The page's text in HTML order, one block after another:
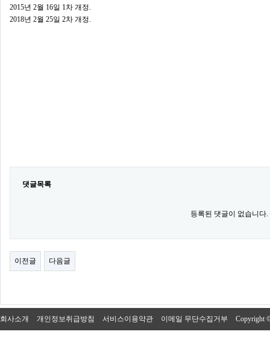
2015년 2월 16일 1차 개정.
2018년 2월 25일 2차 개정.
댓글목록
등록된 댓글이 없습니다.
이전글 다음글
회사소개 개인정보취급방침 서비스이용약관 이메일 무단수집거부 Copyright